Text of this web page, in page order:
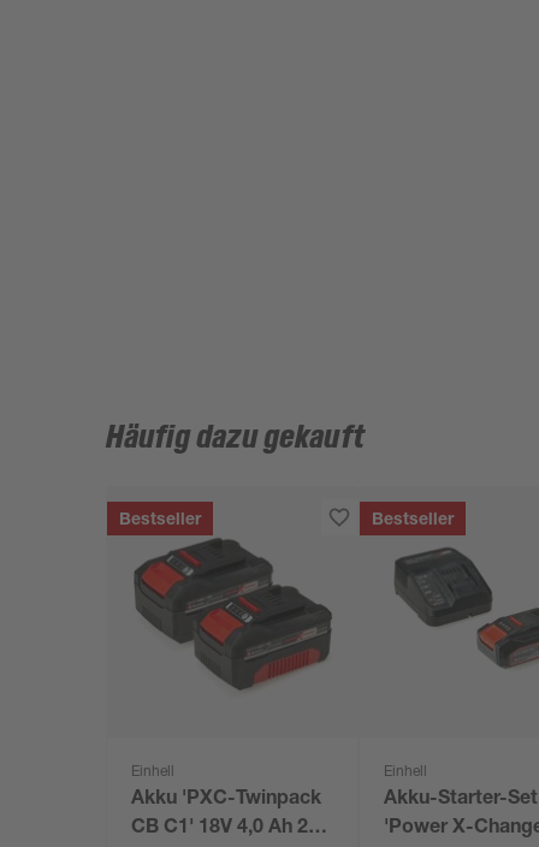
Häufig dazu gekauft
Bestseller
Einhell
Akku 'PXC-Twinpack
CB C1' 18V 4,0 Ah 2
Bestseller
Einhell
Akku-Starter-Set
'Power X-